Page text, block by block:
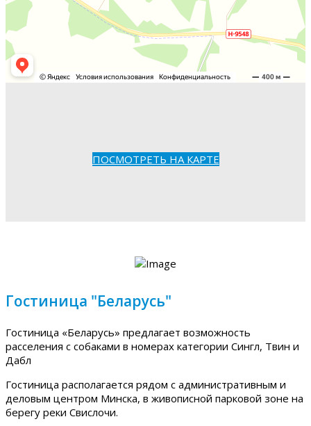
ПОСМОТРЕТЬ НА КАРТЕ
Гостиница "Беларусь"
Гостиница «Беларусь» предлагает возможность
расселения с собаками в номерах категории Сингл, Твин и
Дабл
Гостиница располагается рядом с административным и
деловым центром Минска, в живописной парковой зоне на
берегу реки Свислочи.